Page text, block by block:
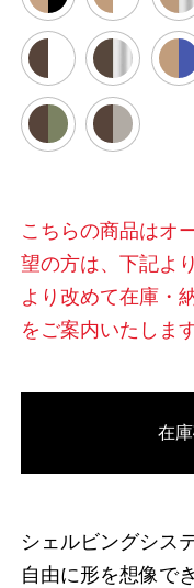
オ
system-s-115-2-
こちらの商品はオ
望の方は、下記よ
より改めて在庫・
をご案内いたします
在
シェルビングシス
自由に形を想像で